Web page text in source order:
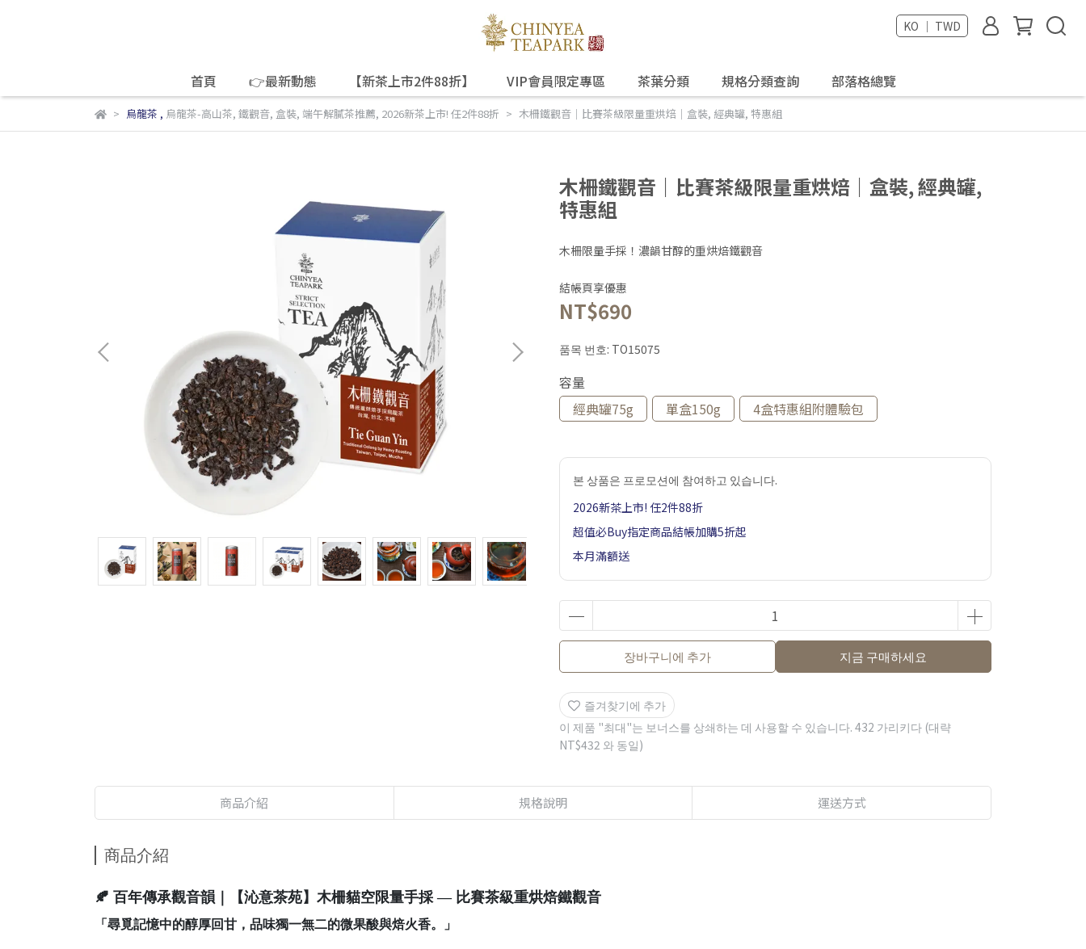
KO ｜ TWD
首頁 👉最新動態 【新茶上市2件88折】 VIP會員限定專區 茶葉分類 規格分類查詢 部落格總覽
烏龍茶 , 烏龍茶-高山茶, 鐵觀音, 盒裝, 端午解膩茶推薦, 2026新茶上市! 任2件88折 木柵鐵觀音｜比賽茶級限量重烘焙｜盒裝, 經典罐, 特惠組
木柵鐵觀音｜比賽茶級限量重烘焙｜盒裝, 經典罐,
特惠組
木柵限量手採！濃韻甘醇的重烘焙鐵觀音
結帳頁享優惠
NT$690
품목 번호: TO15075
容量
經典罐75g
單盒150g 4盒特惠組附體驗包
본 상품은 프로모션에 참여하고 있습니다.
2026新茶上市! 任2件88折
超值必Buy指定商品結帳加購5折起
本月滿額送
장바구니에 추가 지금 구매하세요
즐겨찾기에 추가
이 제품 "최대"는 보너스를 상쇄하는 데 사용할 수 있습니다. 432 가리키다 (대략
NT$432 와 동일)
商品介紹 規格說明 運送方式
商品介紹
🍂 百年傳承觀音韻｜【沁意茶苑】木柵貓空限量手採 — 比賽茶級重烘焙鐵觀音
「尋覓記憶中的醇厚回甘，品味獨一無二的微果酸與焙火香。」